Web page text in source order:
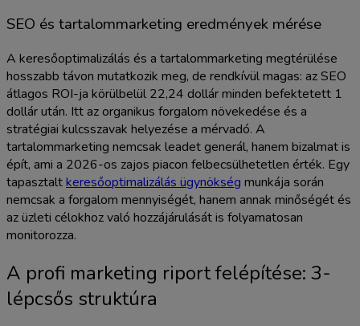
SEO és tartalommarketing eredmények mérése
A keresőoptimalizálás és a tartalommarketing megtérülése
hosszabb távon mutatkozik meg, de rendkívül magas: az SEO
átlagos ROI-ja körülbelül 22,24 dollár minden befektetett 1
dollár után. Itt az organikus forgalom növekedése és a
stratégiai kulcsszavak helyezése a mérvadó. A
tartalommarketing nemcsak leadet generál, hanem bizalmat is
épít, ami a 2026-os zajos piacon felbecsülhetetlen érték. Egy
tapasztaltkeresőoptimalizálás ügynökség munkája során
nemcsak a forgalom mennyiségét, hanem annak minőségét és
az üzleti célokhoz való hozzájárulását is folyamatosan
monitorozza.
A profi marketing riport felépítése: 3-
lépcsős struktúra